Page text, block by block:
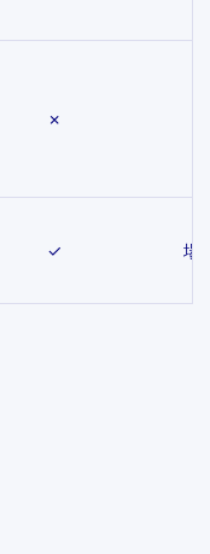
✗
✓ 場